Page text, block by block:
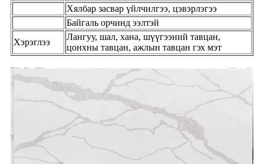
Хялбар засвар үйлчилгээ, цэвэрлэгээ
Байгаль орчинд ээлтэй
Хэрэглээ
Лангуу, шал, хана, шүүгээний тавцан,
цонхны тавцан, ажлын тавцан гэх мэт